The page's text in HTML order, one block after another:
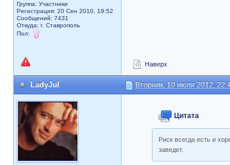
Группа: Участники
Регистрация: 20 Сен 2010, 19:52
Сообщений: 7431
Откуда: г. Ставрополь
Пол:
Наверх
LadyJul Вторник, 10 июля 2012,
Цитата
Риск всегда есть и
заведет.